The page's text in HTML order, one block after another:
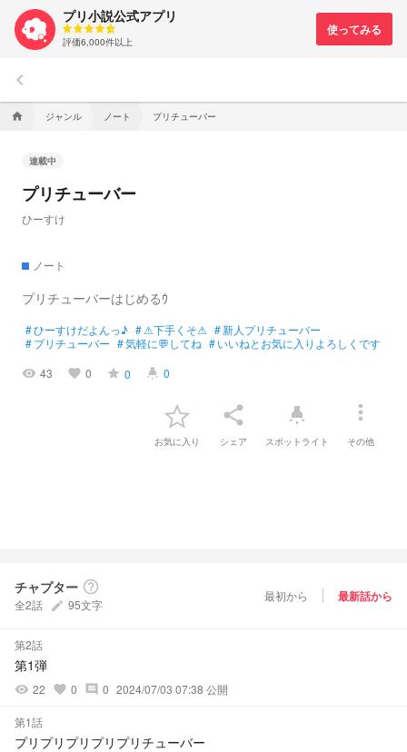
プリ小説公式アプリ
評価6,000件以上
keyboard_arrow_left
home ジャンル ノート プリチューバー
連載中
プリチューバー
ひーすけ
ノート
プリチューバーはじめるｳ
#ひーすけだよんっ♪ #⚠下手くそ⚠ #新人プリチューバー
#プリチューバー #気軽に💬してね #いいねとお気に入りよろしくです
visibility 43 favorite 0 grade 0 highlight 0
お気に入り
share
シェア
highlight
スポットライト
more_vert
その他
チャプター help_outline
全2話 create 95文字
最初から 最新話から
第2話
第1弾
visibility 22 favorite 0 comment 0 2024/07/03 07:38 公開
第1話
プリプリプリプリプリチューバー